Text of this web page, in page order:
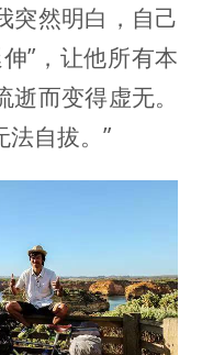
突然明白，自己
”，让他所有本
而变得虚无。
自拔。”